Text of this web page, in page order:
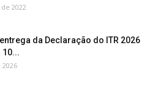
2022
da Declaração do ITR 2026